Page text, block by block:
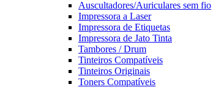
Auscultadores/Auriculares sem fio
Impressora a Laser
Impressora de Etiquetas
Impressora de Jato Tinta
Tambores / Drum
Tinteiros Compatíveis
Tinteiros Originais
Toners Compatíveis